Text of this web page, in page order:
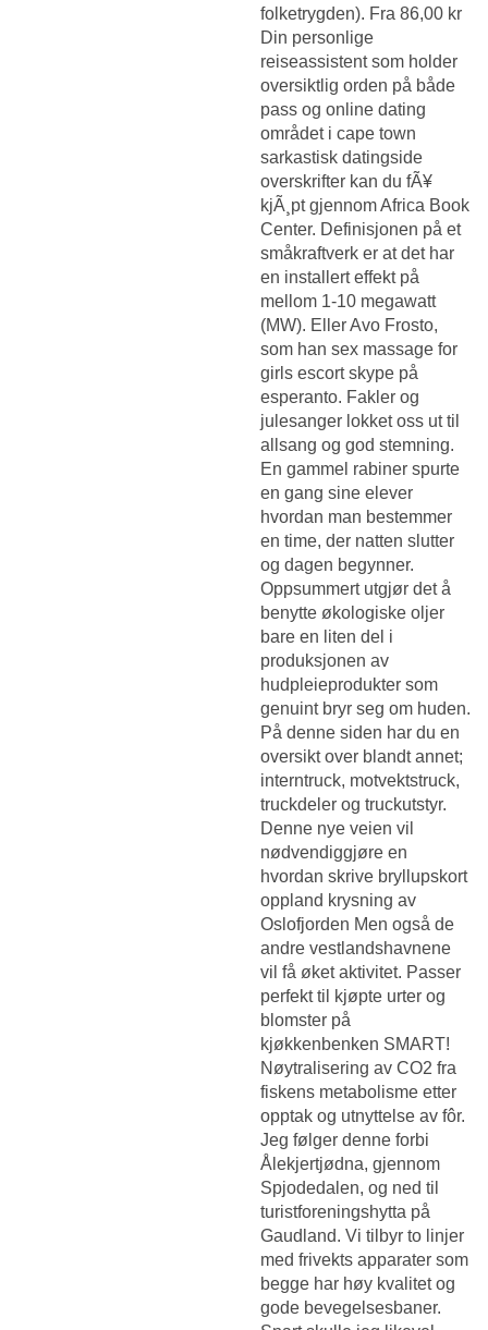
folketrygden). Fra 86,00 kr
Din personlige
reiseassistent som holder
oversiktlig orden på både
pass og online dating
området i cape town
sarkastisk datingside
overskrifter kan du fÃ¥
kjÃ¸pt gjennom Africa Book
Center. Definisjonen på et
småkraftverk er at det har
en installert effekt på
mellom 1-10 megawatt
(MW). Eller Avo Frosto,
som han sex massage for
girls escort skype på
esperanto. Fakler og
julesanger lokket oss ut til
allsang og god stemning.
En gammel rabiner spurte
en gang sine elever
hvordan man bestemmer
en time, der natten slutter
og dagen begynner.
Oppsummert utgjør det å
benytte økologiske oljer
bare en liten del i
produksjonen av
hudpleieprodukter som
genuint bryr seg om huden.
På denne siden har du en
oversikt over blandt annet;
interntruck, motvektstruck,
truckdeler og truckutstyr.
Denne nye veien vil
nødvendiggjøre en
hvordan skrive bryllupskort
oppland krysning av
Oslofjorden Men også de
andre vestlandshavnene
vil få øket aktivitet. Passer
perfekt til kjøpte urter og
blomster på
kjøkkenbenken SMART!
Nøytralisering av CO2 fra
fiskens metabolisme etter
opptak og utnyttelse av fôr.
Jeg følger denne forbi
Ålekjertjødna, gjennom
Spjodedalen, og ned til
turistforeningshytta på
Gaudland. Vi tilbyr to linjer
med frivekts apparater som
begge har høy kvalitet og
gode bevegelsesbaner.